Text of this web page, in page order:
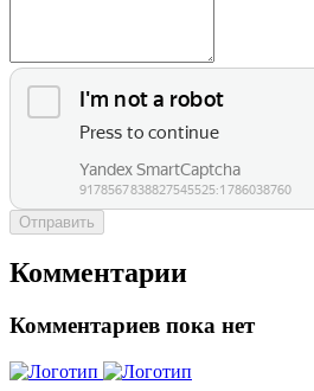
Отправить
Комментарии
Комментариев пока нет